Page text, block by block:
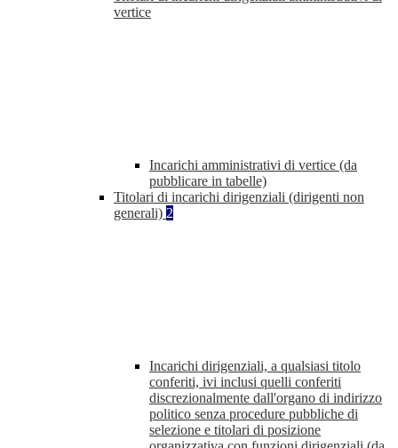
vertice
Incarichi amministrativi di vertice (da
pubblicare in tabelle)
Titolari di incarichi dirigenziali (dirigenti non
generali) 2
Incarichi dirigenziali, a qualsiasi titolo
conferiti, ivi inclusi quelli conferiti
discrezionalmente dall'organo di indirizzo
politico senza procedure pubbliche di
selezione e titolari di posizione